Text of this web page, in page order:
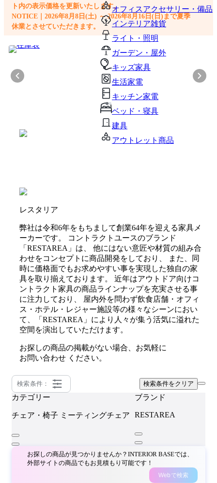
オフィスアクセサリー・備品
インテリア雑貨
ライト・照明
ガーデン・屋外
キッズ家具
生活家電
キッチン家電
ベッド・寝具
建具
アウトレット商品
ト内の表示価格を更新いたします。
NOTICE｜2026年8月8日(土) ～ 2026年8月16日(日)まで夏季
休業とさせていただきます。
レスタリア
弊社は令和6年をもちまして創業64年を迎える家具メ
ーカーです。 コントラクトユースのブランド
「RESTAREA」は、 他にはない意匠や材質の組み合
わせをコンセプトに商品開発をしており、 また、同
時に価格面でもお求めやすい事を実現した独自の家
具を取り揃えております。 近年はアウトドア向けコ
ントラクト家具の商品ラインナップを充実させる事
に注力しており、 屋内外を問わず飲食店舗・オフィ
ス・ホテル・レジャー施設等の様々なシーンにおい
て、「RESTAREA」により人々が集う活気に溢れた
空間を演出していただけます。
お探しの商品の掲載がない場合、お気軽に
お問い合わせ ください。
検索条件： 検索条件をクリア
カテゴリー
チェア・椅子 ミーティングチェア
ブランド
RESTAREA
お探しの商品が見つかりませんか？INTERIOR BASEでは、
外部サイトの商品でもお見積もり可能です！
Webで検索